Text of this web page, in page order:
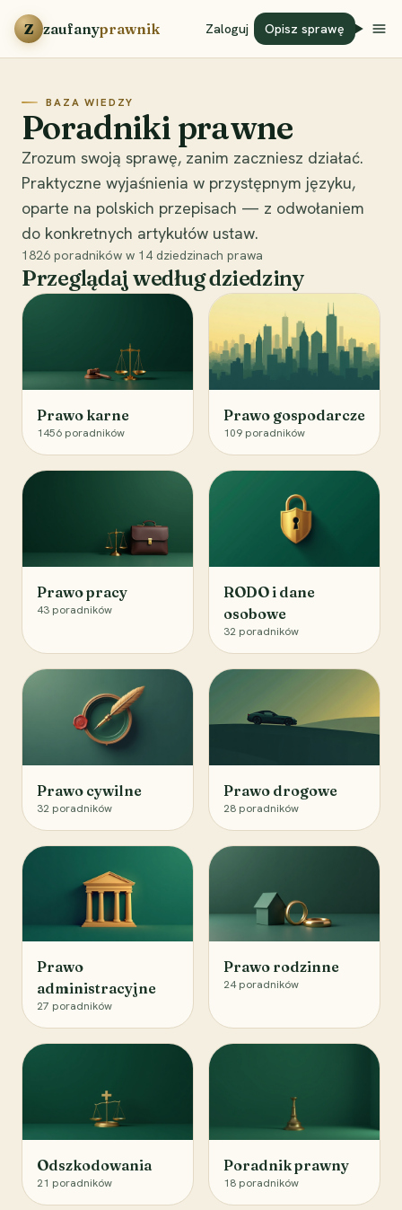
Przejdź do treści
Z zaufanyprawnik Zaloguj Opisz sprawę
BAZA WIEDZY
Poradniki prawne
Zrozum swoją sprawę, zanim zaczniesz działać.
Praktyczne wyjaśnienia w przystępnym języku,
oparte na polskich przepisach — z odwołaniem
do konkretnych artykułów ustaw.
1826 poradników w 14 dziedzinach prawa
Przeglądaj według dziedziny
Prawo karne
1456 poradników
Prawo gospodarcze
109 poradników
Prawo pracy
43 poradników
RODO i dane
osobowe
32 poradników
Prawo cywilne
32 poradników
Prawo drogowe
28 poradników
Prawo
administracyjne
27 poradników
Prawo rodzinne
24 poradników
Odszkodowania
21 poradników
Poradnik prawny
18 poradników